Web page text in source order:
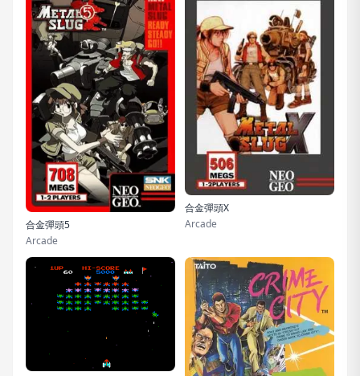
合金彈頭5
Arcade
合金彈頭X
Arcade